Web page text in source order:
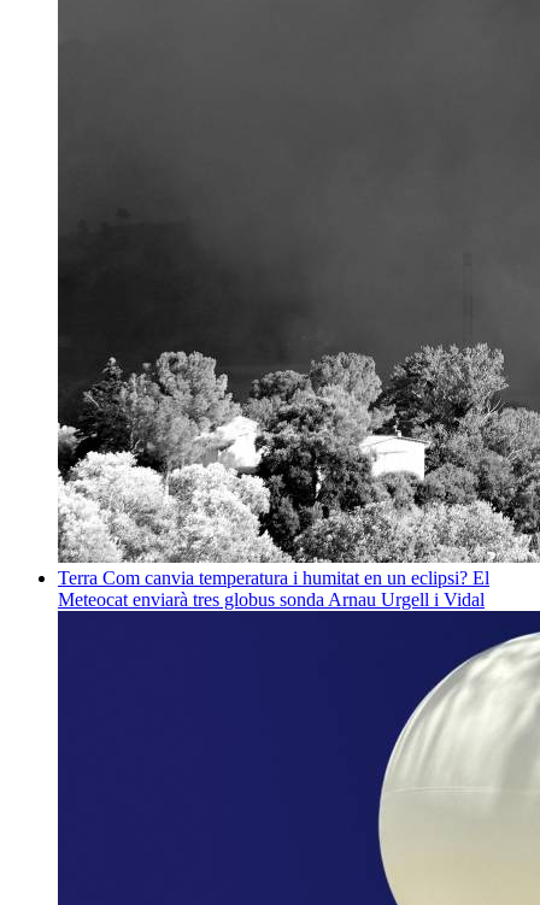
Terra Com canvia temperatura i humitat en un eclipsi? El
Meteocat enviarà tres globus sonda Arnau Urgell i Vidal